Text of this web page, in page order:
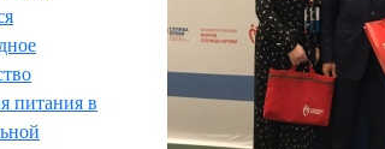
питания в